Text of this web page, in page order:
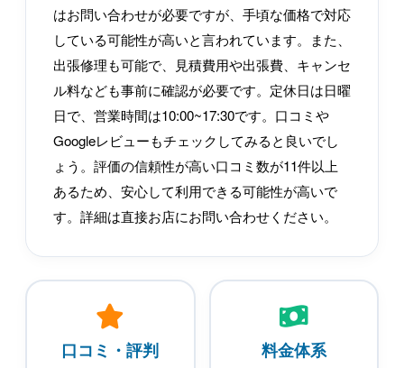
はお問い合わせが必要ですが、手頃な価格で対応
している可能性が高いと言われています。また、
出張修理も可能で、見積費用や出張費、キャンセ
ル料なども事前に確認が必要です。定休日は日曜
日で、営業時間は10:00~17:30です。口コミや
Googleレビューもチェックしてみると良いでし
ょう。評価の信頼性が高い口コミ数が11件以上
あるため、安心して利用できる可能性が高いで
す。詳細は直接お店にお問い合わせください。
口コミ・評判 料金体系